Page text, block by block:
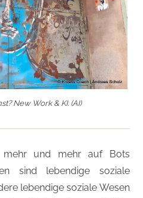
New Work & KI. (AI)
und mehr auf Bots
sind lebendige soziale
lebendige soziale Wesen